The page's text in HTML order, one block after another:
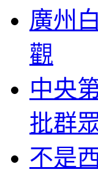
廣州
觀
中央
批群
不是